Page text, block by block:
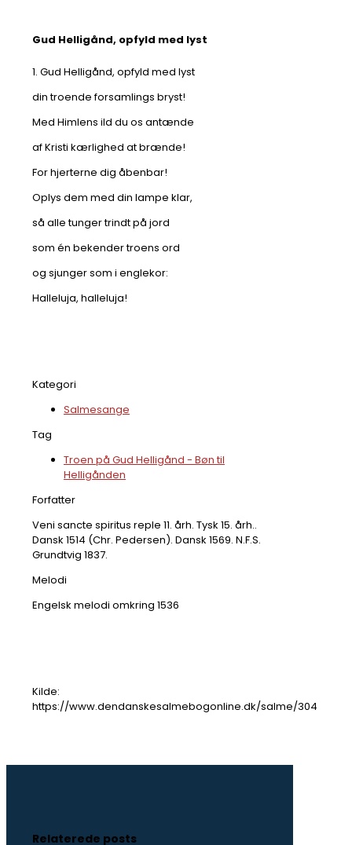
Gud Helligånd, opfyld med lyst
1. Gud Helligånd, opfyld med lyst
din troende forsamlings bryst!
Med Himlens ild du os antænde
af Kristi kærlighed at brænde!
For hjerterne dig åbenbar!
Oplys dem med din lampe klar,
så alle tunger trindt på jord
som én bekender troens ord
og sjunger som i englekor:
Halleluja, halleluja!
Kategori
Salmesange
Tag
Troen på Gud Helligånd - Bøn til
Helligånden
Forfatter
Veni sancte spiritus reple 11. årh. Tysk 15. årh..
Dansk 1514 (Chr. Pedersen). Dansk 1569. N.F.S.
Grundtvig 1837.
Melodi
Engelsk melodi omkring 1536
Kilde:
https://www.dendanskesalmebogonline.dk/salme/304
Relaterede posts